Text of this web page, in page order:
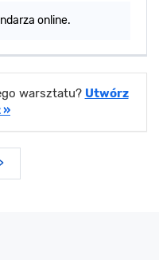
online.
warsztatu? Utwórz
»